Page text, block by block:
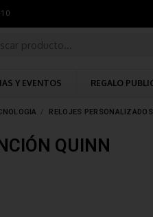
Y EVENTOS REGALO
RELOJES PERSONALIZADOS
QUINN